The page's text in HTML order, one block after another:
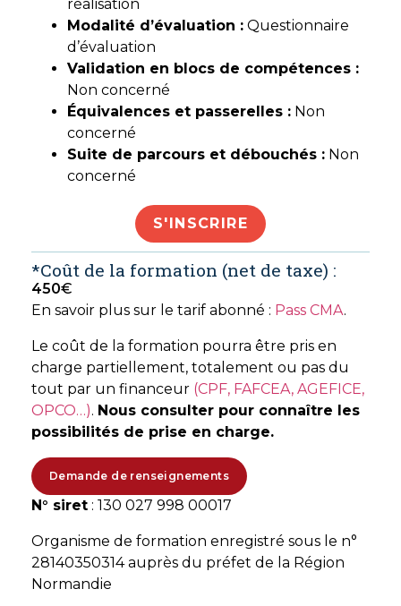
réalisation
Modalité d’évaluation : Questionnaire
d’évaluation
Validation en blocs de compétences :
Non concerné
Équivalences et passerelles : Non
concerné
Suite de parcours et débouchés : Non
concerné
S'INSCRIRE
*Coût de la formation (net de taxe) :
450€
En savoir plus sur le tarif abonné : Pass CMA.
Le coût de la formation pourra être pris en
charge partiellement, totalement ou pas du
tout par un financeur (CPF, FAFCEA, AGEFICE,
OPCO…). Nous consulter pour connaître les
possibilités de prise en charge.
Demande de renseignements
N° siret : 130 027 998 00017
Organisme de formation enregistré sous le n°
28140350314 auprès du préfet de la Région
Normandie